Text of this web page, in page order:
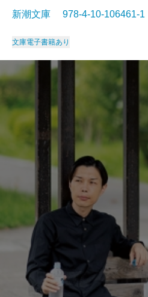
新潮文庫 978-4-10-
文庫電子書籍あり